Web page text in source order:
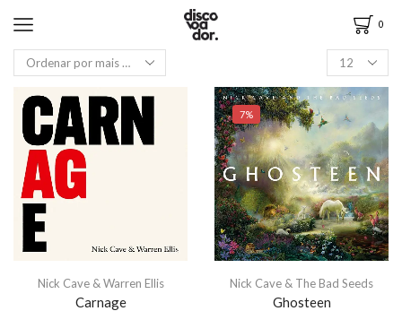
0
Nick Cave & Warren Ellis
Carnage
7%
Nick Cave & The Bad Seeds
Ghosteen